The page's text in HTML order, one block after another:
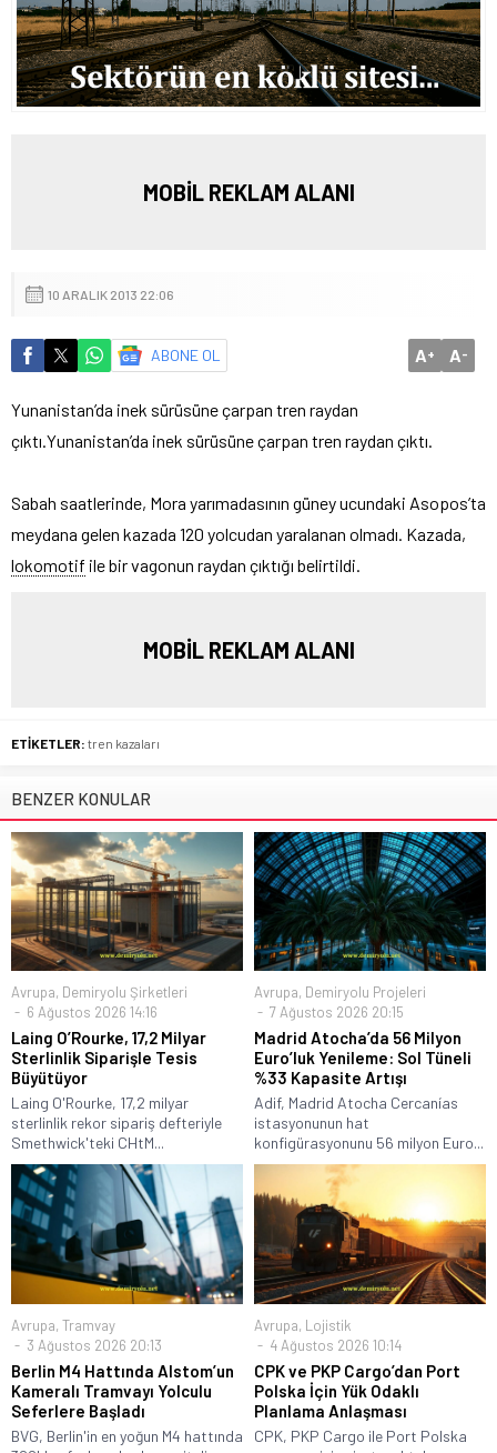
MOBİL REKLAM ALANI
10 ARALIK 2013 22:06
ABONE OL A+ A-
Yunanistan’da inek sürüsüne çarpan tren raydan
çıktı. Yunanistan’da inek sürüsüne çarpan tren raydan çıktı.
Sabah saatlerinde, Mora yarımadasının güney ucundaki Asopos’ta
meydana gelen kazada 120 yolcudan yaralanan olmadı. Kazada,
lokomotif ile bir vagonun raydan çıktığı belirtildi.
MOBİL REKLAM ALANI
ETİKETLER: tren kazaları
BENZER KONULAR
Avrupa, Demiryolu Şirketleri
6 Ağustos 2026 14:16
Laing O’Rourke, 17,2 Milyar
Sterlinlik Siparişle Tesis
Büyütüyor
Laing O'Rourke, 17,2 milyar
sterlinlik rekor sipariş defteriyle
Smethwick'teki CHtM...
Avrupa, Demiryolu Projeleri
7 Ağustos 2026 20:15
Madrid Atocha’da 56 Milyon
Euro’luk Yenileme: Sol Tüneli
%33 Kapasite Artışı
Adif, Madrid Atocha Cercanías
istasyonunun hat
konfigürasyonunu 56 milyon Euro...
Avrupa, Tramvay
3 Ağustos 2026 20:13
Berlin M4 Hattında Alstom’un
Kameralı Tramvayı Yolculu
Seferlere Başladı
BVG, Berlin'in en yoğun M4 hattında
Avrupa, Lojistik
4 Ağustos 2026 10:14
CPK ve PKP Cargo’dan Port
Polska İçin Yük Odaklı
Planlama Anlaşması
CPK, PKP Cargo ile Port Polska